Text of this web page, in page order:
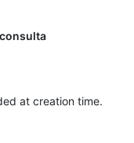
at creation time.